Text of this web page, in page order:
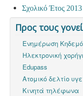
Σχολικό Έτος
Προς τους
Ενημέρωση
Ηλεκτρονική
Edupass
Ατομικό δελτίο
Κινητά τηλέφωνα